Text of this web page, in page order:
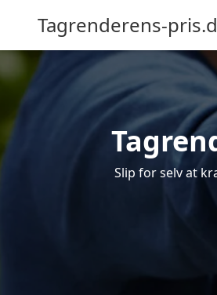
Tagrenderens-
Slip for selv at